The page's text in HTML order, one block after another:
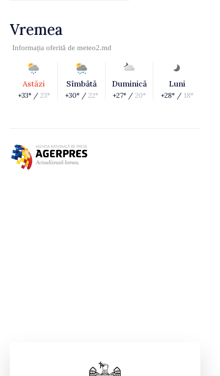
Vremea
Informația oferită de meteo2.md
Astăzi
+33° / 23°
Sîmbătă
+30° / 22°
Duminică
+27° / 20°
Luni
+28° / 18°